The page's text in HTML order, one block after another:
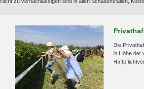
Die
in Höhe der